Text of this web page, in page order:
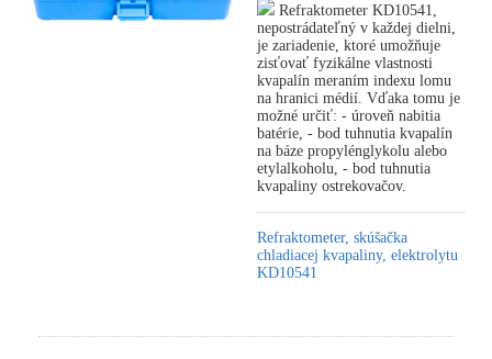
Refraktometer KD10541,
nepostrádateľný v každej dielni,
je zariadenie, ktoré umožňuje
zisťovať fyzikálne vlastnosti
kvapalín meraním indexu lomu
na hranici médií. Vďaka tomu je
možné určiť: - úroveň nabitia
batérie, - bod tuhnutia kvapalín
na báze propylénglykolu alebo
etylalkoholu, - bod tuhnutia
kvapaliny ostrekovačov.
Refraktometer, skúšačka
chladiacej kvapaliny, elektrolytu
KD10541